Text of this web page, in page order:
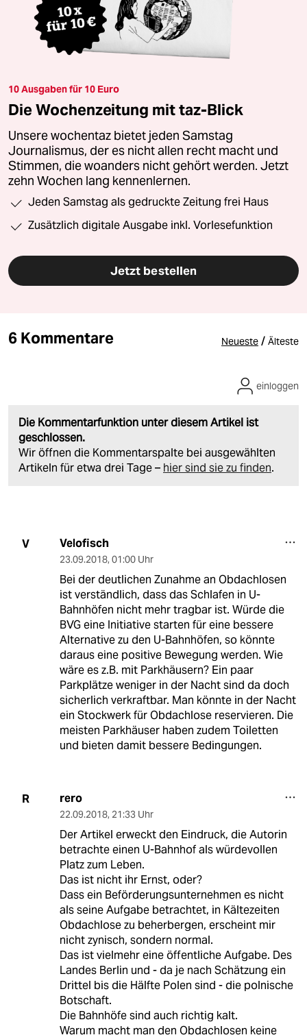
10 Ausgaben für 10 Euro
Die Wochenzeitung mit taz-Blick
Unsere wochentaz bietet jeden Samstag
Journalismus, der es nicht allen recht macht und
Stimmen, die woanders nicht gehört werden. Jetzt
zehn Wochen lang kennenlernen.
Jeden Samstag als gedruckte Zeitung frei Haus
Zusätzlich digitale Ausgabe inkl. Vorlesefunktion
Jetzt bestellen
6 Kommentare Neueste / Älteste
Die Kommentarfunktion unter diesem Artikel ist
geschlossen.
Wir öffnen die Kommentarspalte bei ausgewählten
Artikeln für etwa drei Tage – hier sind sie zu finden.
einloggen
V Velofisch
23.09.2018, 01:00 Uhr
Bei der deutlichen Zunahme an Obdachlosen
ist verständlich, dass das Schlafen in U-
Bahnhöfen nicht mehr tragbar ist. Würde die
BVG eine Initiative starten für eine bessere
Alternative zu den U-Bahnhöfen, so könnte
daraus eine positive Bewegung werden. Wie
wäre es z.B. mit Parkhäusern? Ein paar
Parkplätze weniger in der Nacht sind da doch
sicherlich verkraftbar. Man könnte in der Nacht
ein Stockwerk für Obdachlose reservieren. Die
meisten Parkhäuser haben zudem Toiletten
und bieten damit bessere Bedingungen.
R rero
22.09.2018, 21:33 Uhr
Der Artikel erweckt den Eindruck, die Autorin
betrachte einen U-Bahnhof als würdevollen
Platz zum Leben.
Das ist nicht ihr Ernst, oder?
Dass ein Beförderungsunternehmen es nicht
als seine Aufgabe betrachtet, in Kältezeiten
Obdachlose zu beherbergen, erscheint mir
nicht zynisch, sondern normal.
Das ist vielmehr eine öffentliche Aufgabe. Des
Landes Berlin und - da je nach Schätzung ein
Drittel bis die Hälfte Polen sind - die polnische
Botschaft.
Die Bahnhöfe sind auch richtig kalt.
Warum macht man den Obdachlosen keine